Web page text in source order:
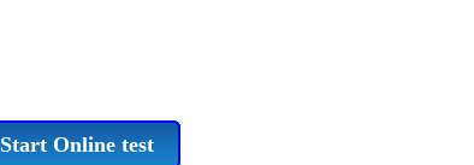
Start Online test